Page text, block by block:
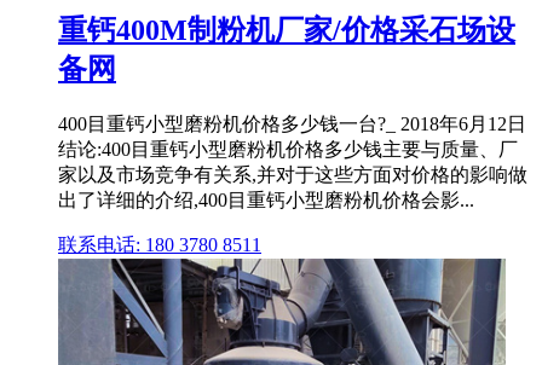
重钙400M制粉机厂家/价格采石场设
备网
400目重钙小型磨粉机价格多少钱一台?_ 2018年6月12日
结论:400目重钙小型磨粉机价格多少钱主要与质量、厂
家以及市场竞争有关系,并对于这些方面对价格的影响做
出了详细的介绍,400目重钙小型磨粉机价格会影...
联系电话: 180 3780 8511